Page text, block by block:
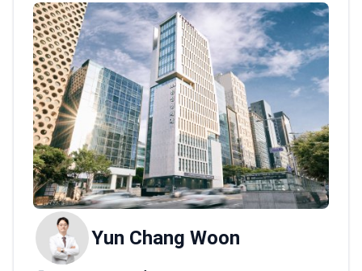
Weiterbildung in Plastischer und
Rekonstruktiver Chirurgie absolvierte er am
Hanyang University Hospital. Zudem schloss
er ein klinisches Weiterbildungsprogramm an
der Columbia University in New York ab. Sein
Ansatz stellt Sicherheit, Harmonie und
natürliche Ergebnisse an erste Stelle. Er
vermeidet Überbehandlung und setzt auf die
geringstmögliche Intervention. Er ist
Vollmitglied bedeutender koreanischer
Fachgesellschaften für Plastische Chirurgie,
darunter die KSPRS.
Yun Chang Woon